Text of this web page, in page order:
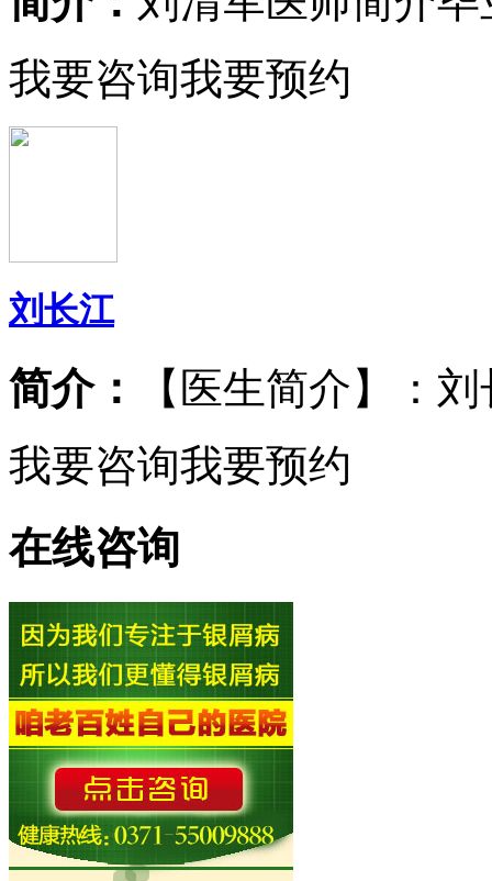
我要咨询我要预约
刘长江
简介：
【医生简介】：
我要咨询我要预约
在线咨询